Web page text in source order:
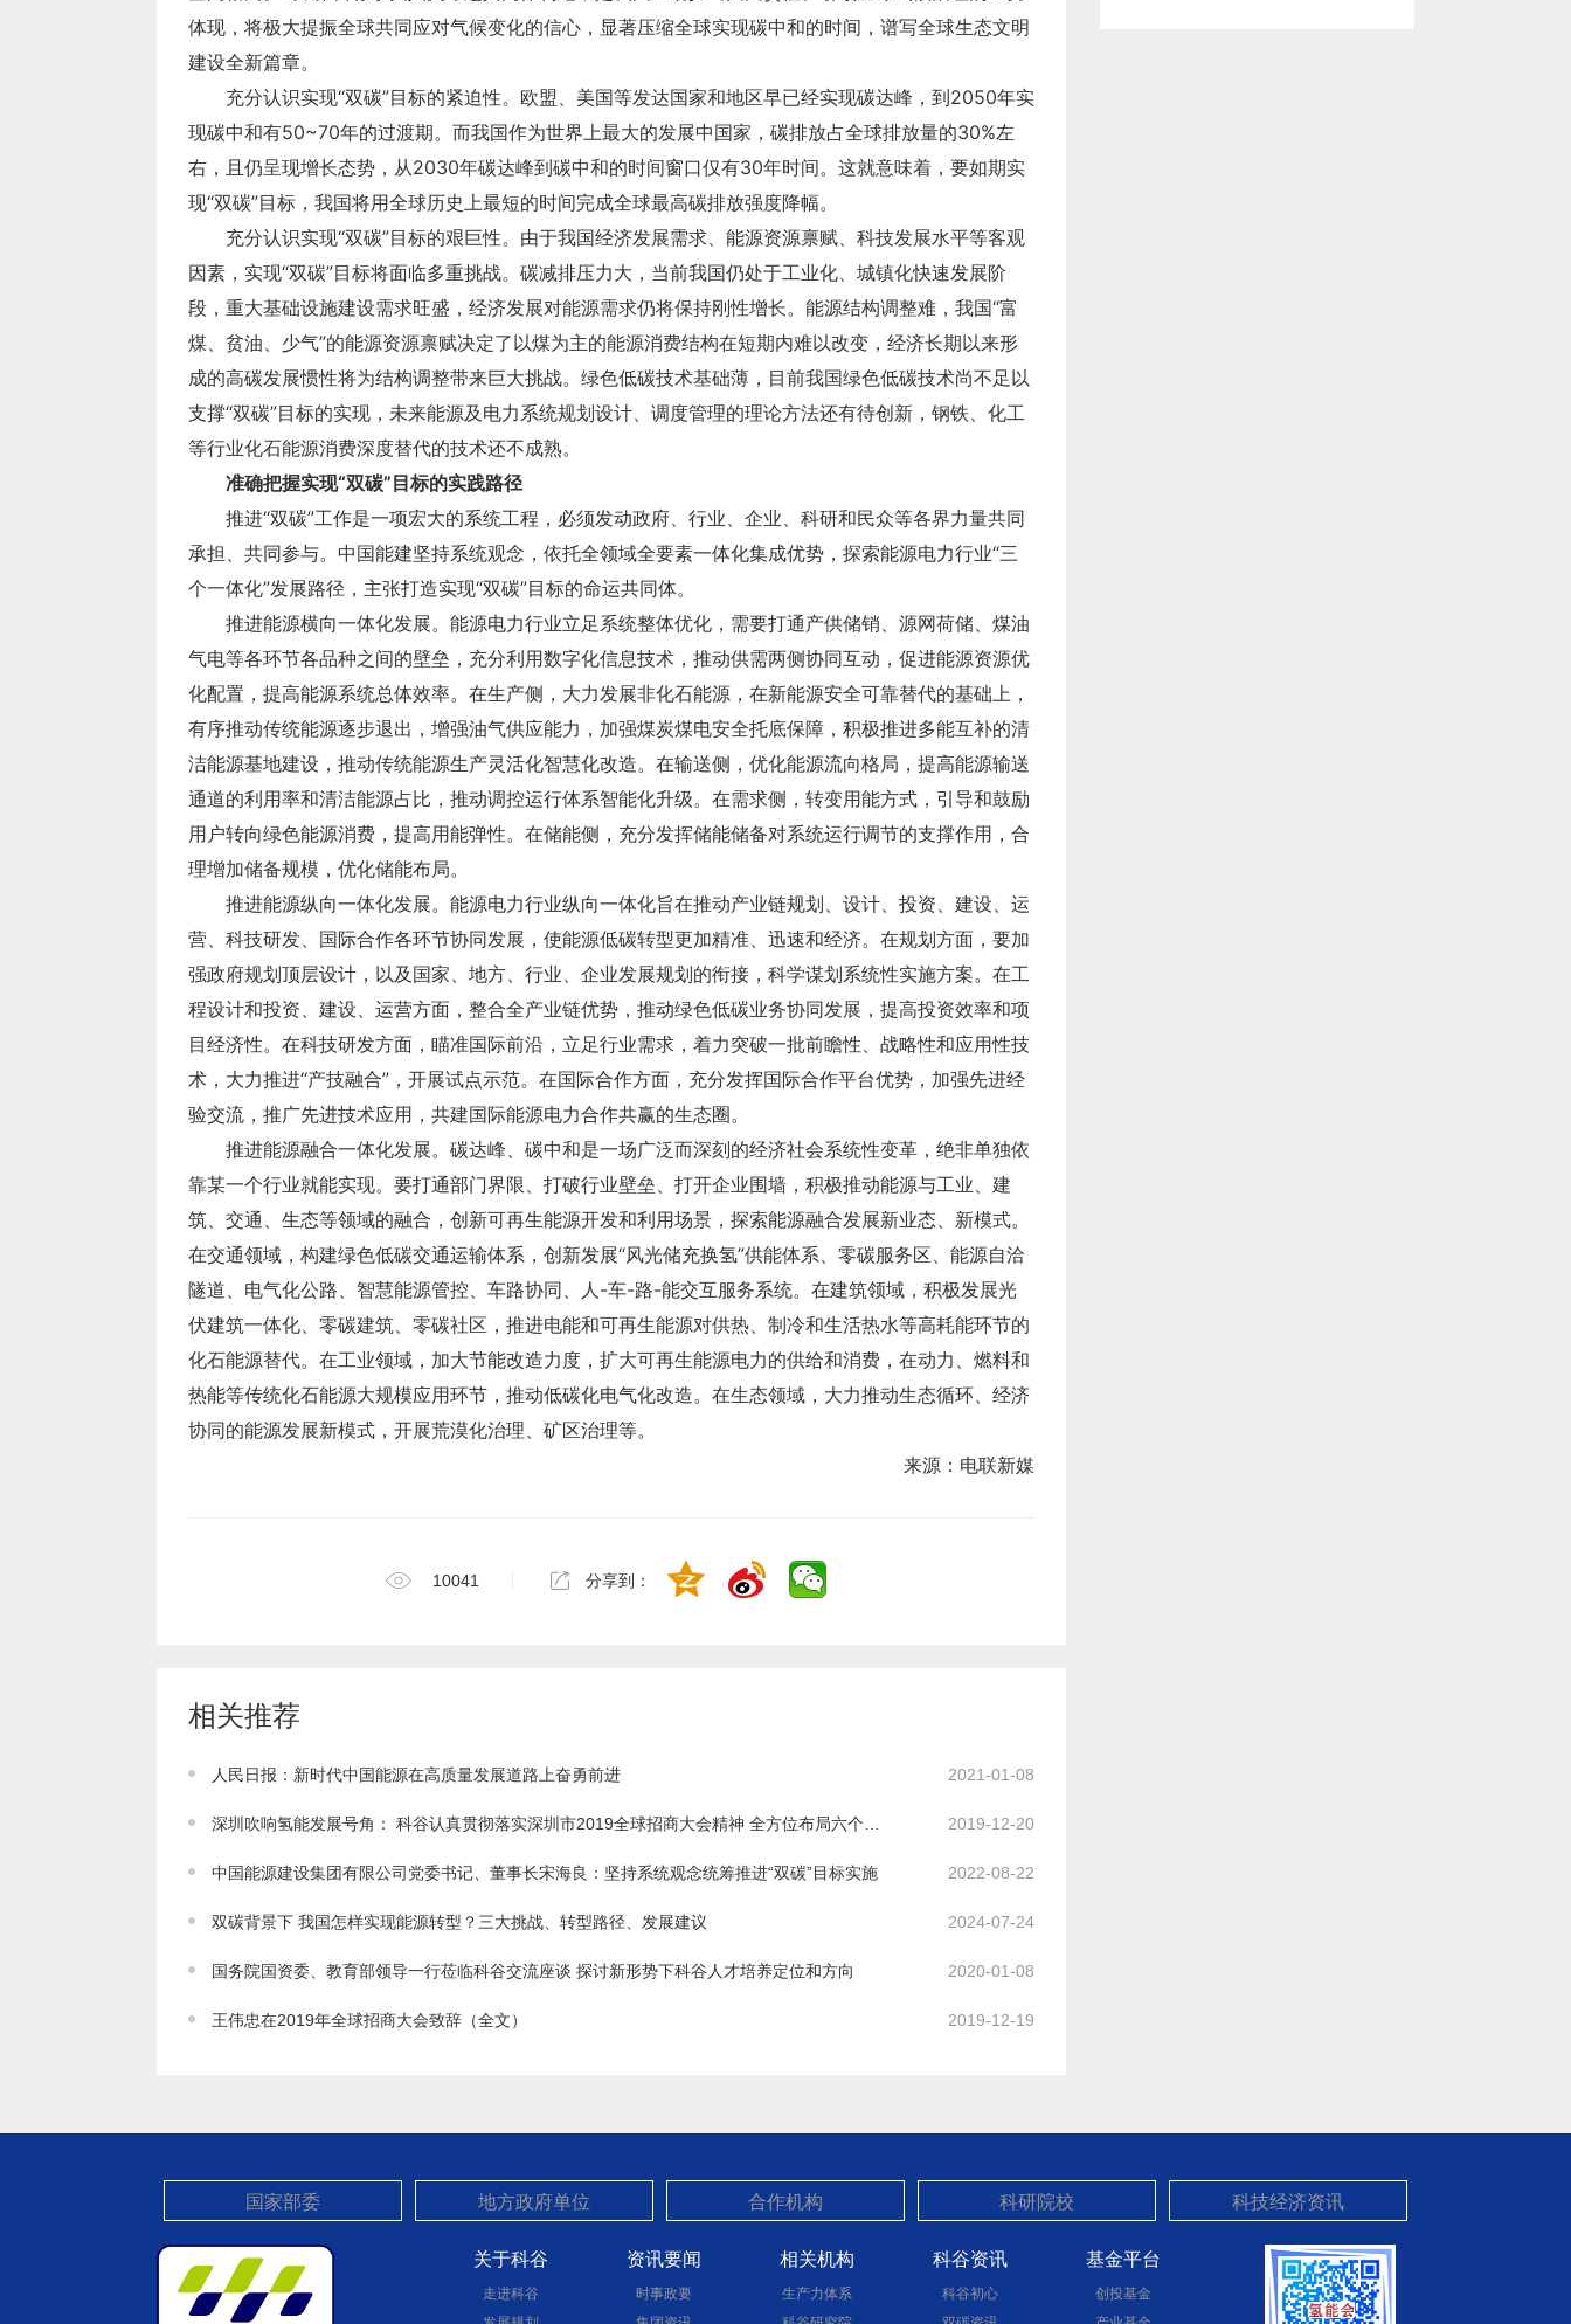
建设全新篇章。
现“双碳”目标，我国将用全球历史上最短的时间完成全球最高碳排放强度降幅。
等行业化石能源消费深度替代的技术还不成熟。
准确把握实现“双碳”目标的实践路径
个一体化”发展路径，主张打造实现“双碳”目标的命运共同体。
理增加储备规模，优化储能布局。
验交流，推广先进技术应用，共建国际能源电力合作共赢的生态圈。
协同的能源发展新模式，开展荒漠化治理、矿区治理等。
来源：电联新媒
10041 分享到：
相关推荐
人民日报：新时代中国能源在高质量发展道路上奋勇前进 2021-01-08
2019-12-20
中国能源建设集团有限公司党委书记、董事长宋海良：坚持系统观念统筹推进“双碳”目标实施 2022-08-22
双碳背景下 我国怎样实现能源转型？三大挑战、转型路径、发展建议 2024-07-24
国务院国资委、教育部领导一行莅临科谷交流座谈 探讨新形势下科谷人才培养定位和方向 2020-01-08
王伟忠在2019年全球招商大会致辞（全文） 2019-12-19
关于科谷
走进科谷
资讯要闻
时事政要
相关机构
生产力体系
科谷资讯
科谷初心
基金平台
创投基金